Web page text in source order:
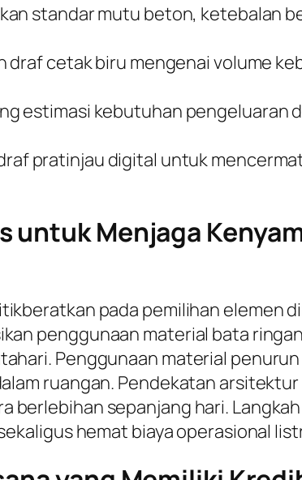
standar mutu beton, ketebalan
draf cetak biru mengenai volume
estimasi kebutuhan pengeluaran
pratinjau digital untuk
untuk Menjaga
pada pemilihan elemen
penggunaan material bata
Penggunaan material
ruangan. Pendekatan
berlebihan sepanjang hari.
hemat biaya operasional